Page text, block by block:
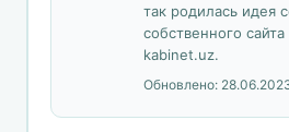
так родилась идея
собственного
kabinet.uz.
Обновлено: